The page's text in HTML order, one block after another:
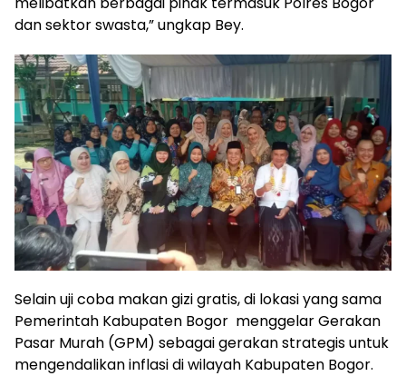
dan sektor swasta,” ungkap Bey.
Selain uji coba makan gizi gratis, di lokasi yang sama
Pemerintah Kabupaten Bogor menggelar Gerakan
Pasar Murah (GPM) sebagai gerakan strategis untuk
mengendalikan inflasi di wilayah Kabupaten Bogor.